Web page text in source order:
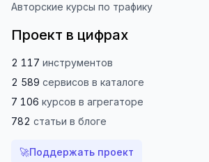
Авторские курсы по трафику
Проект в цифрах
2 117 инструментов
2 589 сервисов в каталоге
7 106 курсов в агрегаторе
782 статьи в блоге
🚀Поддержать проект